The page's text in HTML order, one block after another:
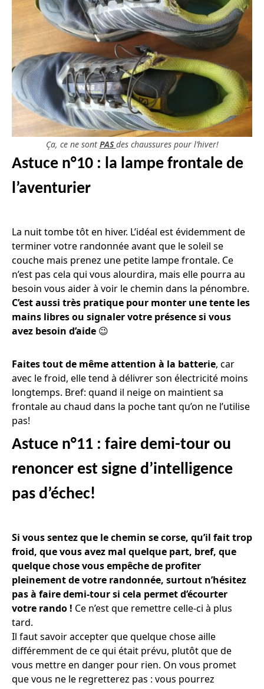
Ça, ce ne sont PASdes chaussures pour l’hiver!
Astuce n°10 : la lampe frontale de
l’aventurier
La nuit tombe tôt en hiver. L’idéal est évidemment de
terminer votre randonnée avant que le soleil se
couche mais prenez une petite lampe frontale. Ce
n’est pas cela qui vous alourdira, mais elle pourra au
besoin vous aider à voir le chemin dans la pénombre.
C’est aussi très pratique pour monter une tente les
mains libres ou signaler votre présence si vous
avez besoin d’aide 😉
Faites tout de même attention à la batterie, car
avec le froid, elle tend à délivrer son électricité moins
longtemps. Bref: quand il neige on maintient sa
frontale au chaud dans la poche tant qu’on ne l’utilise
pas!
Astuce n°11 : faire demi-tour ou
renoncer est signe d’intelligence
pas d’échec!
Si vous sentez que le chemin se corse, qu’il fait trop
froid, que vous avez mal quelque part, bref, que
quelque chose vous empêche de profiter
pleinement de votre randonnée, surtout n’hésitez
pas à faire demi-tour si cela permet d’écourter
votre rando ! Ce n’est que remettre celle-ci à plus
tard.
Il faut savoir accepter que quelque chose aille
différemment de ce qui était prévu, plutôt que de
vous mettre en danger pour rien. On vous promet
que vous ne le regretterez pas : vous pourrez